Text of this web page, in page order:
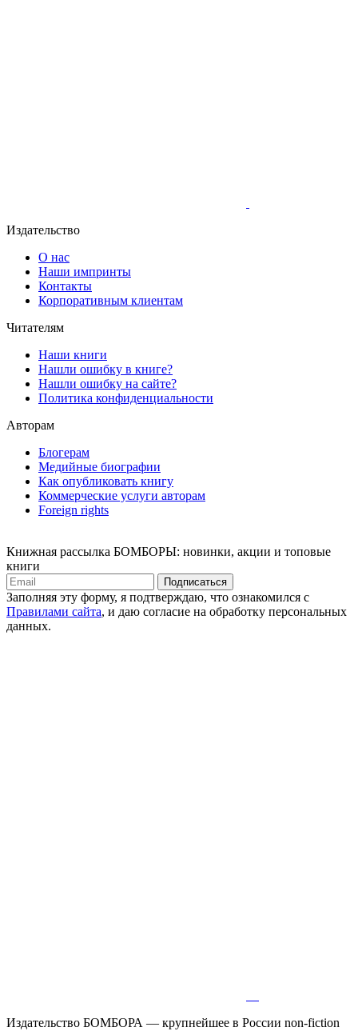
Издательство
О нас
Наши импринты
Контакты
Корпоративным клиентам
Читателям
Наши книги
Нашли ошибку в книге?
Нашли ошибку на сайте?
Политика конфиденциальности
Авторам
Блогерам
Медийные биографии
Как опубликовать книгу
Коммерческие услуги авторам
Foreign rights
Книжная рассылка БОМБОРЫ: новинки, акции и топовые
книги
Подписаться
Заполняя эту форму, я подтверждаю, что ознакомился с
Правилами сайта, и даю согласие на обработку персональных
данных.
Издательство БОМБОРА — крупнейшее в России non-fiction